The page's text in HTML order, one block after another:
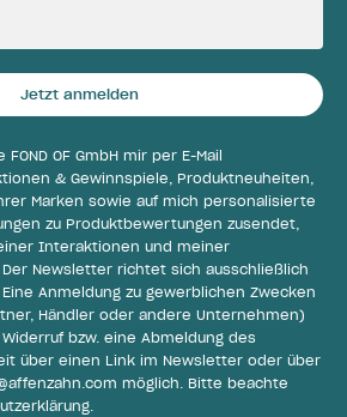
Jetzt anmelden
OF GmbH mir per E-Mail
& Gewinnspiele, Produktneuheiten,
Marken sowie auf mich personalisierte
zu Produktbewertungen zusendet,
Interaktionen und meiner
Newsletter richtet sich ausschließlich
Anmeldung zu gewerblichen Zwecken
Händler oder andere Unternehmen)
bzw. eine Abmeldung des
über einen Link im Newsletter oder über
möglich. Bitte beachte
.